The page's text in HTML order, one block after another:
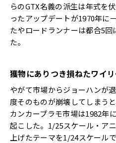
らのGTX名義の派生は年式を
ったアップデートが1970年に
たやロードランナーは都合5
た。
獲物にありつき損ねたワイ
やがて市場からジョーハンが退
度そのものが崩壊してしまうと
カンカープラモ市場は1982年
起こした。1/25スケール・ ア
上げたテーマを1/24スケール